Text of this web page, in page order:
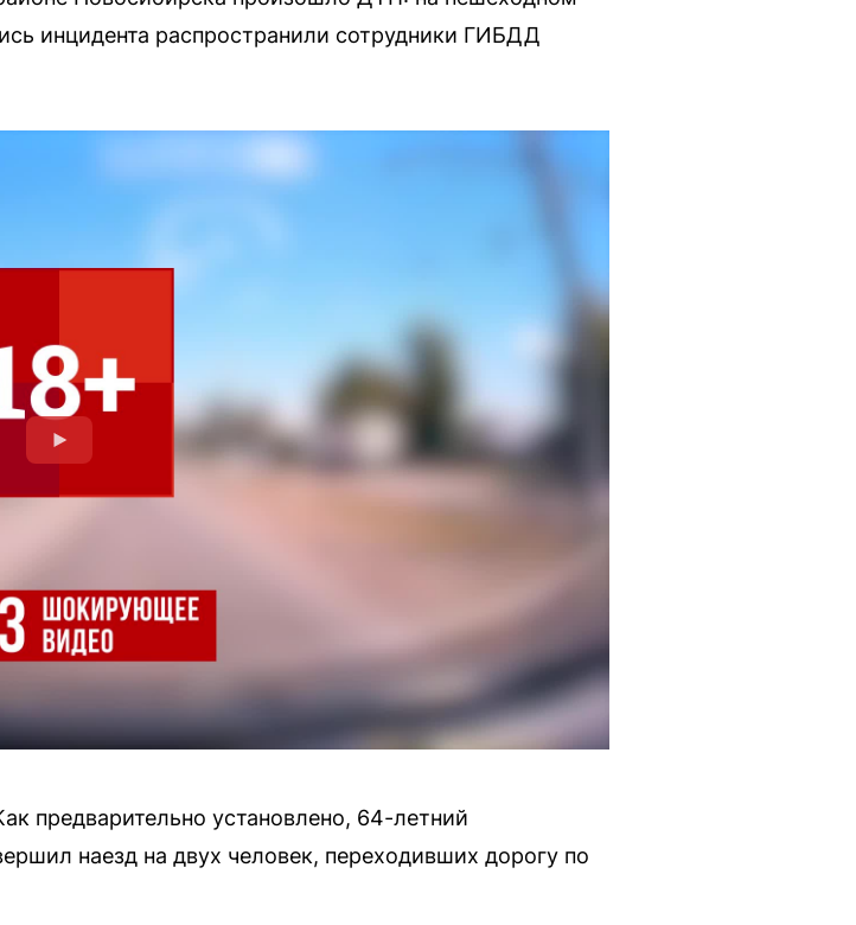
инцидента распространили сотрудники ГИБДД
предварительно установлено, 64-летний
наезд на двух человек, переходивших дорогу по